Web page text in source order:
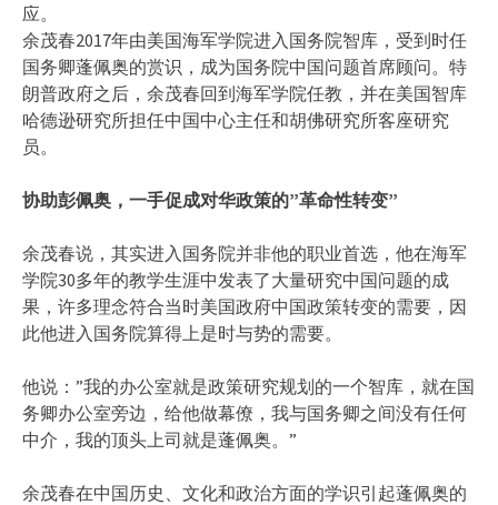
应。
余茂春2017年由美国海军学院进入国务院智库，受到时任
国务卿蓬佩奥的赏识，成为国务院中国问题首席顾问。特
朗普政府之后，余茂春回到海军学院任教，并在美国智库
哈德逊研究所担任中国中心主任和胡佛研究所客座研究
员。
协助彭佩奥，一手促成对华政策的”革命性转变”
余茂春说，其实进入国务院并非他的职业首选，他在海军
学院30多年的教学生涯中发表了大量研究中国问题的成
果，许多理念符合当时美国政府中国政策转变的需要，因
此他进入国务院算得上是时与势的需要。
他说：”我的办公室就是政策研究规划的一个智库，就在国
务卿办公室旁边，给他做幕僚，我与国务卿之间没有任何
中介，我的顶头上司就是蓬佩奥。”
余茂春在中国历史、文化和政治方面的学识引起蓬佩奥的